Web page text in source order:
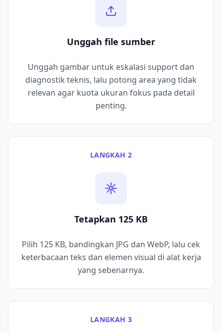
Unggah file sumber
Unggah gambar untuk eskalasi support dan
diagnostik teknis, lalu potong area yang tidak
relevan agar kuota ukuran fokus pada detail
penting.
LANGKAH 2
Tetapkan 125 KB
Pilih 125 KB, bandingkan JPG dan WebP, lalu cek
keterbacaan teks dan elemen visual di alat kerja
yang sebenarnya.
LANGKAH 3